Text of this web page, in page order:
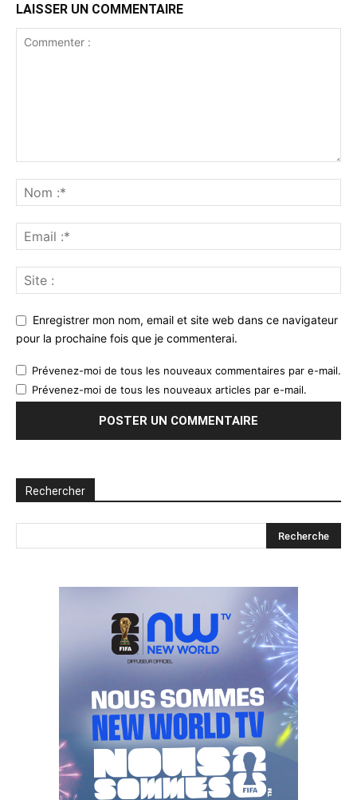
LAISSER UN COMMENTAIRE
Enregistrer mon nom, email et site web dans ce navigateur
pour la prochaine fois que je commenterai.
Prévenez-moi de tous les nouveaux commentaires par e-mail.
Prévenez-moi de tous les nouveaux articles par e-mail.
Rechercher